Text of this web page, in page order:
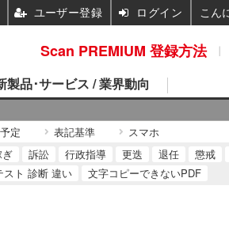
製品･サービス / 業界動向
定 表記基準 スマホ
訴訟 行政指導 更迭 退任 懲戒
スト 診断 違い 文字コピーできないPDF
Scan PREMIUM 登録方法
ユーザー登録 ログイン こん